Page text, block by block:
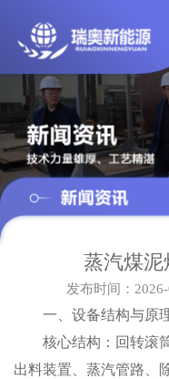
蒸汽煤
发布时间：
一、设备结构与原理
核心结构：回转滚筒
出料装置、蒸汽管路、